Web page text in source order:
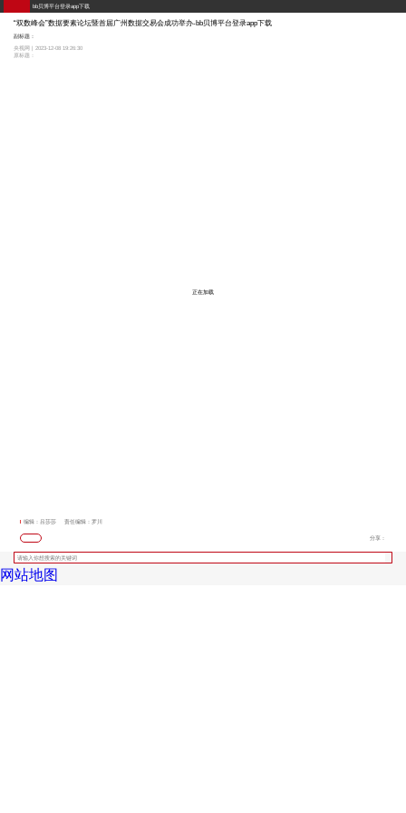
bb贝博平台登录app下载
“双数峰会”数据要素论坛暨首届广州数据交易会成功举办-bb贝博平台登录app下载
副标题：
央视网 | 2023-12-08 19:26:30
原标题：
正在加载
编辑：吕莎莎 责任编辑：罗川
分享：
网站地图